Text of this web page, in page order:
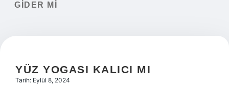
GIDER MI
YÜZ YOGASI KALICI MI
Tarih: Eylül 8, 2024